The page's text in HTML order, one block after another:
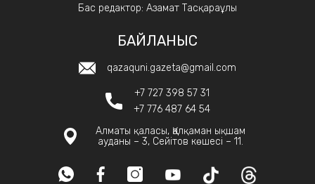
Бас редактор: Азамат Тасқараұлы
БАЙЛАНЫС
qazaquni.gazeta@gmail.com
+7 727 398 57 31
+7 776 487 64 54
Алматы қаласы, Қалқаман ықшам
ауданы – 3, Сейітов көшесі – 11.